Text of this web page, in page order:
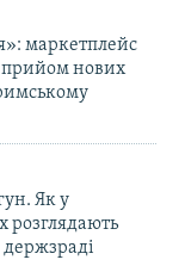
маркетплейс
нових
Як у
розглядають